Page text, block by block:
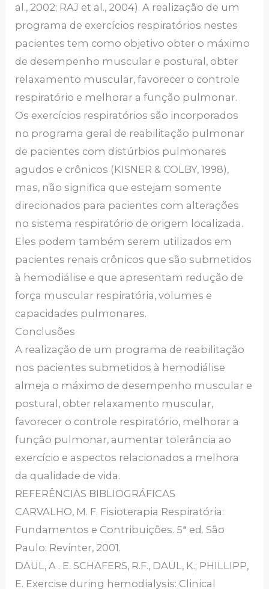
al., 2002; RAJ et al., 2004). A realização de um
programa de exercícios respiratórios nestes
pacientes tem como objetivo obter o máximo
de desempenho muscular e postural, obter
relaxamento muscular, favorecer o controle
respiratório e melhorar a função pulmonar.
Os exercícios respiratórios são incorporados
no programa geral de reabilitação pulmonar
de pacientes com distúrbios pulmonares
agudos e crônicos (KISNER & COLBY, 1998),
mas, não significa que estejam somente
direcionados para pacientes com alterações
no sistema respiratório de origem localizada.
Eles podem também serem utilizados em
pacientes renais crônicos que são submetidos
à hemodiálise e que apresentam redução de
força muscular respiratória, volumes e
capacidades pulmonares.
Conclusões
A realização de um programa de reabilitação
nos pacientes submetidos à hemodiálise
almeja o máximo de desempenho muscular e
postural, obter relaxamento muscular,
favorecer o controle respiratório, melhorar a
função pulmonar, aumentar tolerância ao
exercício e aspectos relacionados a melhora
da qualidade de vida.
REFERÊNCIAS BIBLIOGRÁFICAS
CARVALHO, M. F. Fisioterapia Respiratória:
Fundamentos e Contribuições. 5ª ed. São
Paulo: Revinter, 2001.
DAUL, A . E. SCHAFERS, R.F., DAUL, K.; PHILLIPP,
E. Exercise during hemodialysis: Clinical